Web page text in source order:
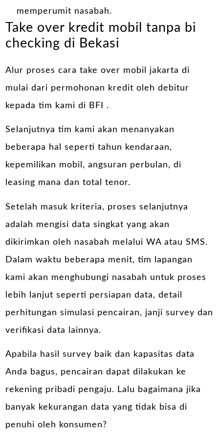
memperumit nasabah.
Take over kredit mobil tanpa bi
checking di Bekasi
Alur proses cara take over mobil jakarta di
mulai dari permohonan kredit oleh debitur
kepada tim kami di BFI .
Selanjutnya tim kami akan menanyakan
beberapa hal seperti tahun kendaraan,
kepemilikan mobil, angsuran perbulan, di
leasing mana dan total tenor.
Setelah masuk kriteria, proses selanjutnya
adalah mengisi data singkat yang akan
dikirimkan oleh nasabah melalui WA atau SMS.
Dalam waktu beberapa menit, tim lapangan
kami akan menghubungi nasabah untuk proses
lebih lanjut seperti persiapan data, detail
perhitungan simulasi pencairan, janji survey dan
verifikasi data lainnya.
Apabila hasil survey baik dan kapasitas data
Anda bagus, pencairan dapat dilakukan ke
rekening pribadi pengaju. Lalu bagaimana jika
banyak kekurangan data yang tidak bisa di
penuhi oleh konsumen?